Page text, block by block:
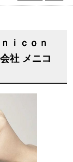
ｉｃｏｎ
社 メニコ